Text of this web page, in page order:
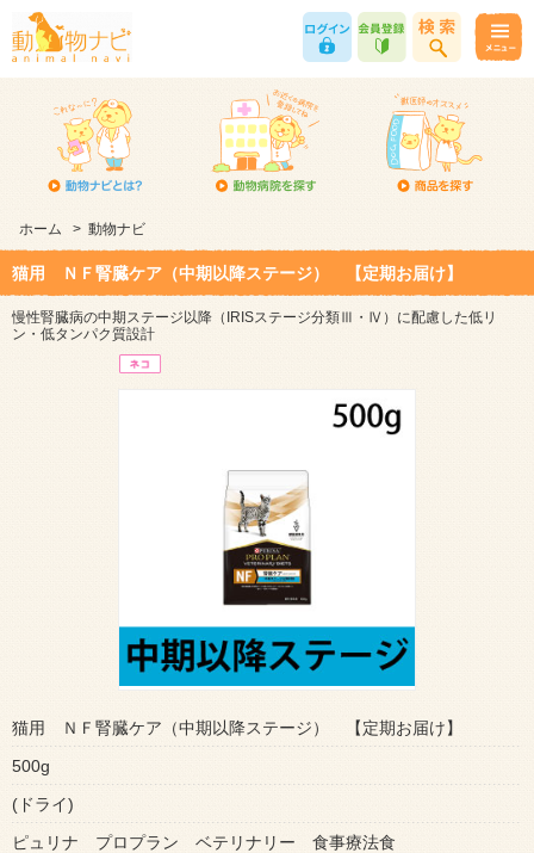
ホーム > 動物ナビ
猫用 ＮＦ腎臓ケア（中期以降ステージ） 【定期お届け】
慢性腎臓病の中期ステージ以降（IRISステージ分類Ⅲ・Ⅳ）に配慮した低リ
ン・低タンパク質設計
猫用 ＮＦ腎臓ケア（中期以降ステージ） 【定期お届け】
500g
(ドライ)
ピュリナ プロプラン ベテリナリー 食事療法食